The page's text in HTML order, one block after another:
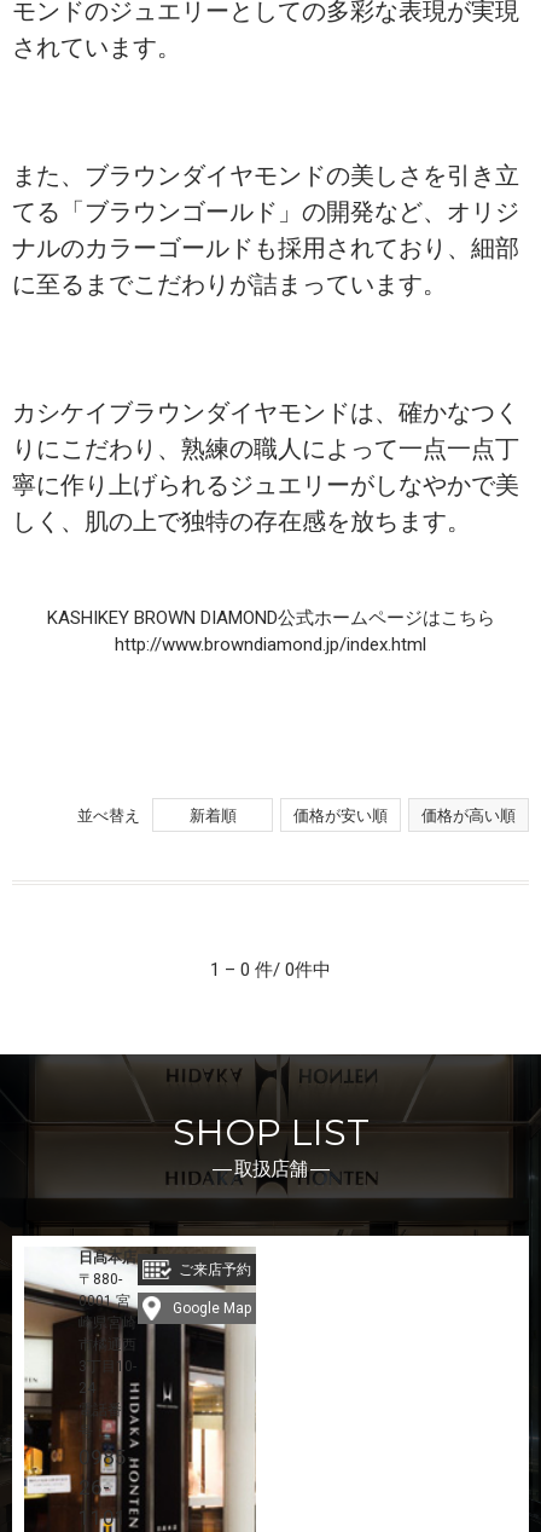
モンドのジュエリーとしての多彩な表現が実現
されています。
また、ブラウンダイヤモンドの美しさを引き立
てる「ブラウンゴールド」の開発など、オリジ
ナルのカラーゴールドも採用されており、細部
に至るまでこだわりが詰まっています。
カシケイブラウンダイヤモンドは、確かなつく
りにこだわり、熟練の職人によって一点一点丁
寧に作り上げられるジュエリーがしなやかで美
しく、肌の上で独特の存在感を放ちます。
KASHIKEY BROWN DIAMOND公式ホームページはこちら
http://www.browndiamond.jp/index.html
並べ替え 新着順 価格が安い順 価格が高い順
1 – 0 件/ 0件中
SHOP LIST
― 取扱店舗 ―
日髙本店
〒880-
0001 宮
崎県宮崎
市橘通西
3丁目10-
24
電話番
号：
0985-
26-
1101
ご来店予約
Google Map